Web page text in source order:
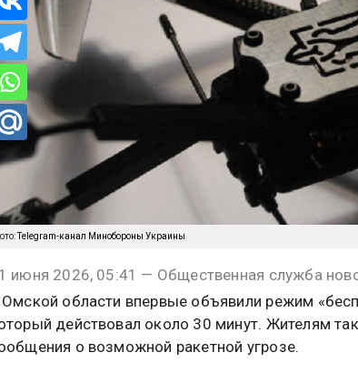
Telegram-канал Минобороны Украины
июня 2026, 05:41 — Общественная служба
области впервые объявили режим
действовал около 30 минут. Жителям
о возможной ракетной угрозе.